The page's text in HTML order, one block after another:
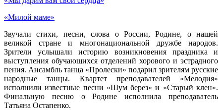
«Милой маме»
Звучали стихи, песни, слова о России, Родине, о нашей
великой стране и многонациональной дружбе народов.
Зрители услышали историю возникновения праздника и
выступления обучающихся отделений хорового и эстрадного
пения. Ансамбль танца «Пролески» подарил зрителям русские
народные танцы. Квартет преподавателей «Мелодия»
исполнили известные песни «Шум берез» и «Старый клен».
Финальную песню о Родине исполнила преподаватель
Татьяна Остапенко.